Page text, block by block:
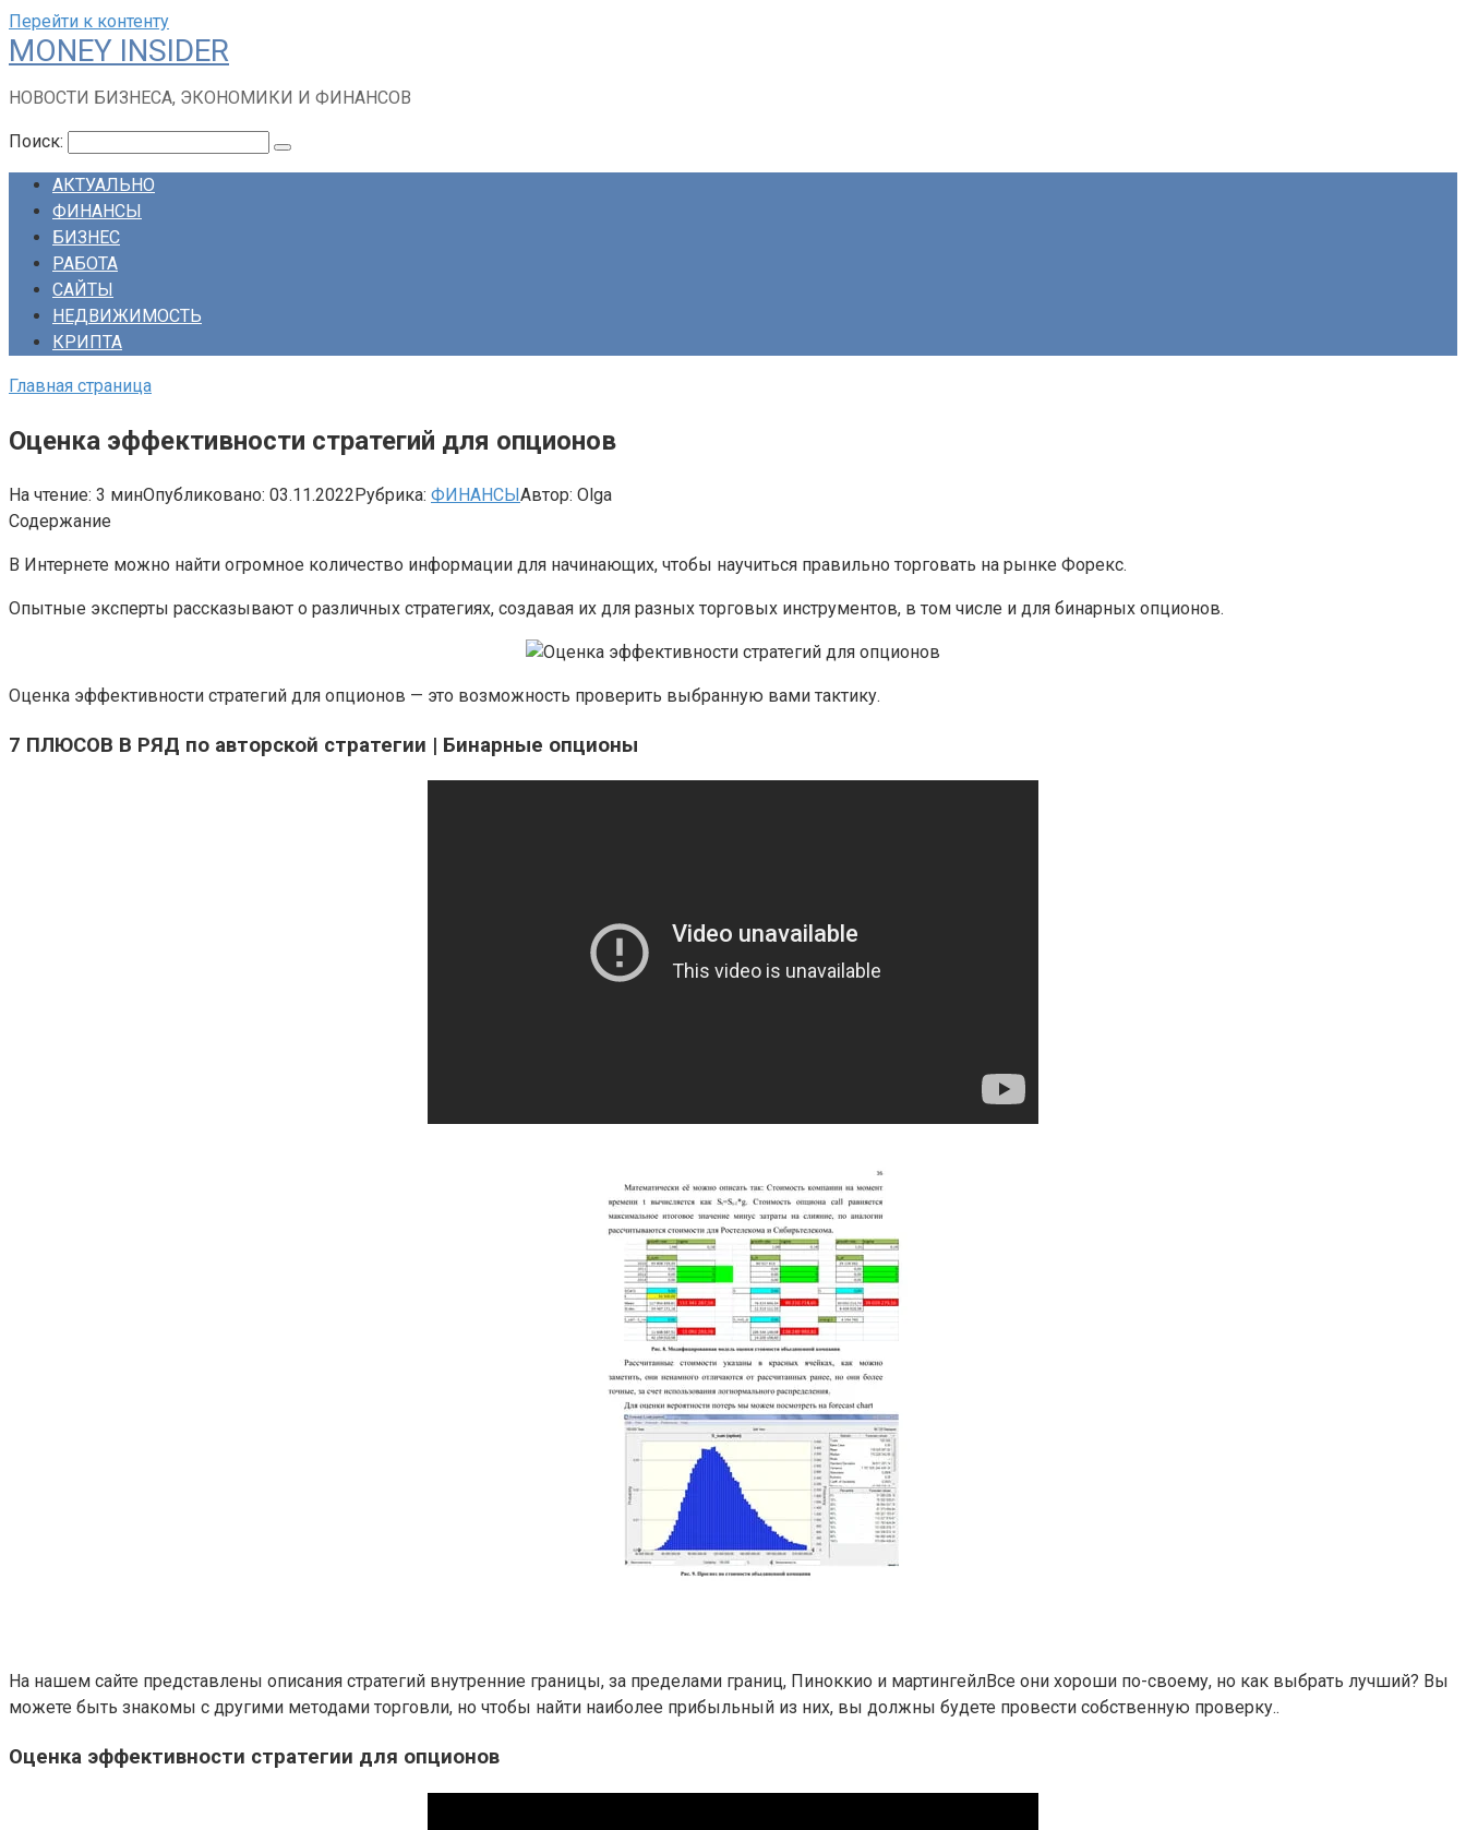
Перейти к контенту
MONEY INSIDER
НОВОСТИ БИЗНЕСА, ЭКОНОМИКИ И ФИНАНСОВ
Поиск:
АКТУАЛЬНО
ФИНАНСЫ
БИЗНЕС
РАБОТА
САЙТЫ
НЕДВИЖИМОСТЬ
КРИПТА
Главная страница
Оценка эффективности стратегий для опционов
На чтение: 3 минОпубликовано: 03.11.2022Рубрика: ФИНАНСЫАвтор: Olga
Содержание
В Интернете можно найти огромное количество информации для начинающих, чтобы научиться правильно торговать на рынке Форекс.
Опытные эксперты рассказывают о различных стратегиях, создавая их для разных торговых инструментов, в том числе и для бинарных опционов.
Оценка эффективности стратегий для опционов — это возможность проверить выбранную вами тактику.
7 ПЛЮСОВ В РЯД по авторской стратегии | Бинарные опционы
На нашем сайте представлены описания стратегий внутренние границы, за пределами границ, Пиноккио и мартингейлВсе они хороши по-своему, но как выбрать лучший? Вы
можете быть знакомы с другими методами торговли, но чтобы найти наиболее прибыльный из них, вы должны будете провести собственную проверку..
Оценка эффективности стратегии для опционов